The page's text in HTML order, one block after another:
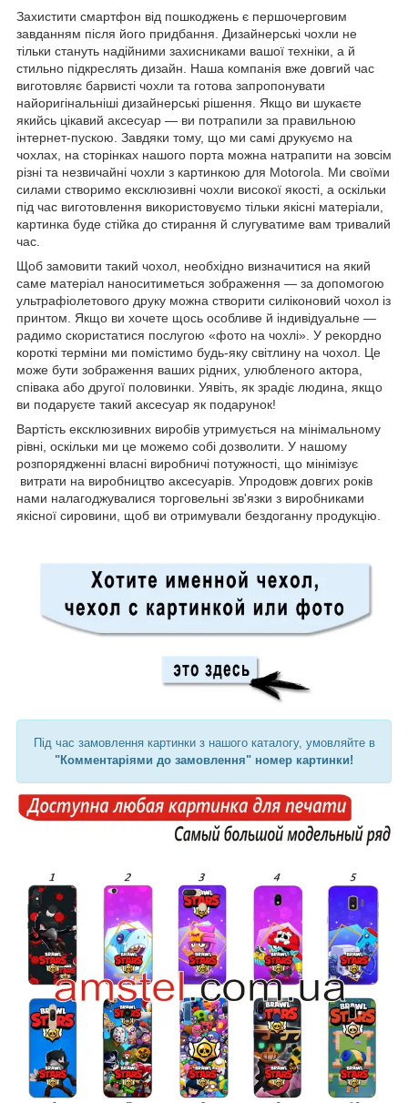
Захистити смартфон від пошкоджень є першочерговим
завданням після його придбання. Дизайнерські чохли не
тільки стануть надійними захисниками вашої техніки, а й
стильно підкреслять дизайн. Наша компанія вже довгий час
виготовляє барвисті чохли та готова запропонувати
найоригінальніші дизайнерські рішення. Якщо ви шукаєте
якийсь цікавий аксесуар — ви потрапили за правильною
інтернет-пускою. Завдяки тому, що ми самі друкуємо на
чохлах, на сторінках нашого порта можна натрапити на зовсім
різні та незвичайні чохли з картинкою для Motorola. Ми своїми
силами створимо ексклюзивні чохли високої якості, а оскільки
під час виготовлення використовуємо тільки якісні матеріали,
картинка буде стійка до стирання й слугуватиме вам тривалий
час.
Щоб замовити такий чохол, необхідно визначитися на який
саме матеріал наноситиметься зображення — за допомогою
ультрафіолетового друку можна створити силіконовий чохол із
принтом. Якщо ви хочете щось особливе й індивідуальне —
радимо скористатися послугою «фото на чохлі». У рекордно
короткі терміни ми помістимо будь-яку світлину на чохол. Це
може бути зображення ваших рідних, улюбленого актора,
співака або другої половинки. Уявіть, як зрадіє людина, якщо
ви подаруєте такий аксесуар як подарунок!
Вартість ексклюзивних виробів утримується на мінімальному
рівні, оскільки ми це можемо собі дозволити. У нашому
розпорядженні власні виробничі потужності, що мінімізує
витрати на виробництво аксесуарів. Упродовж довгих років
нами налагоджувалися торговельні зв'язки з виробниками
якісної сировини, щоб ви отримували бездоганну продукцію.
Під час замовлення картинки з нашого каталогу, умовляйте в
"Комментаріями до замовлення" номер картинки!